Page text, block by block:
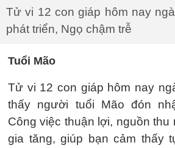
Tử vi 12 con giáp hôm nay
phát triển, Ngọ chậm trễ
Tuổi Mão
Tử vi 12 con giáp hôm nay
thấy người tuổi Mão đón
Công việc thuận lợi, nguồn thu
gia tăng, giúp bạn cảm thấy